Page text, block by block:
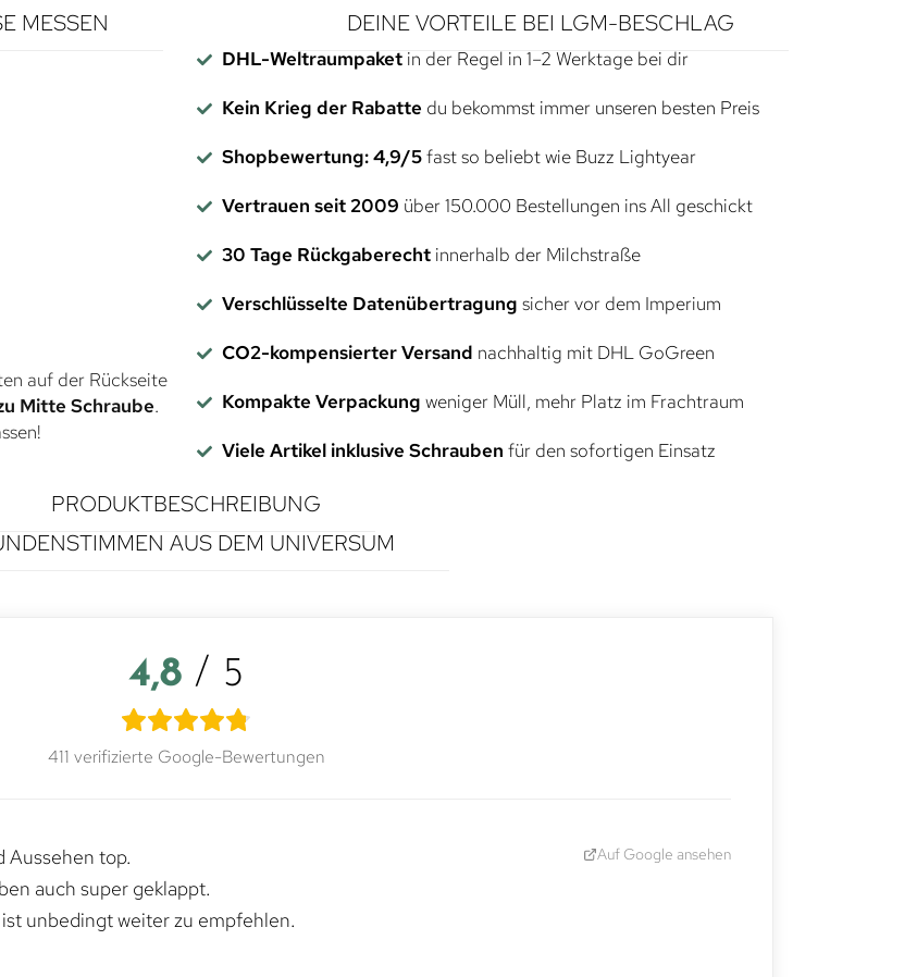
MESSEN
auf der Rückseite
Mitte Schraube.
DEINE VORTEILE BEI LGM-BESCHLAG
DHL-Weltraumpaketin der Regel in 1–2 Werktage bei dir
Kein Krieg der Rabatte du bekommst immer unseren besten Preis
Shopbewertung: 4,9/5fast so beliebt wie Buzz Lightyear
Vertrauen seit 2009 über 150.000 Bestellungen ins All geschickt
30 Tage Rückgaberechtinnerhalb der Milchstraße
Verschlüsselte Datenübertragung sicher vor dem Imperium
CO2-kompensierter Versand nachhaltig mit DHL GoGreen
Kompakte Verpackung weniger Müll, mehr Platz im Frachtraum
Viele Artikel inklusive Schrauben für den sofortigen Einsatz
PRODUKTBESCHREIBUNG
AUS DEM UNIVERSUM
4,8 / 5
411 verifizierte Google-Bewertungen
Aussehen top.
auch super geklappt.
unbedingt weiter zu empfehlen.
Auf Google ansehen